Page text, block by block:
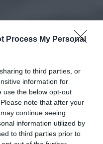
Process My Personal
to third parties, or
information for
use the below opt-out
note that after your
continue seeing
information utilized by
to third parties prior to